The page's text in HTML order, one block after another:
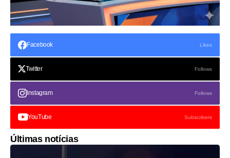
Facebook Likes
Twitter Follows
Instagram Follows
YouTube Subscribers
Últimas notícias